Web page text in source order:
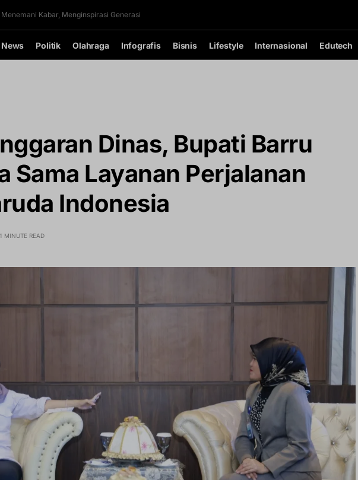
Menemani Kabar, Menginspirasi Generasi
News Politik Olahraga Infografis Bisnis Lifestyle Internasional Edutech
Dinas, Bupati Barru
Sama Layanan Perjalanan
Indonesia
1 MINUTE READ